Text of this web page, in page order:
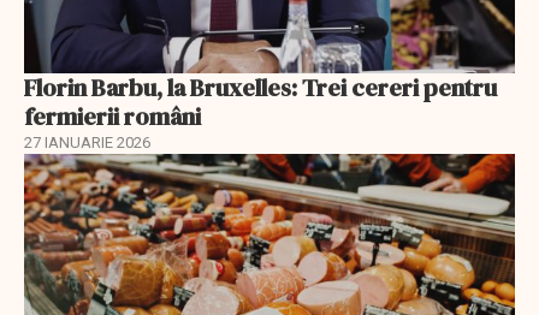
Florin Barbu, la Bruxelles: Trei cereri pentru
fermierii români
27 IANUARIE 2026